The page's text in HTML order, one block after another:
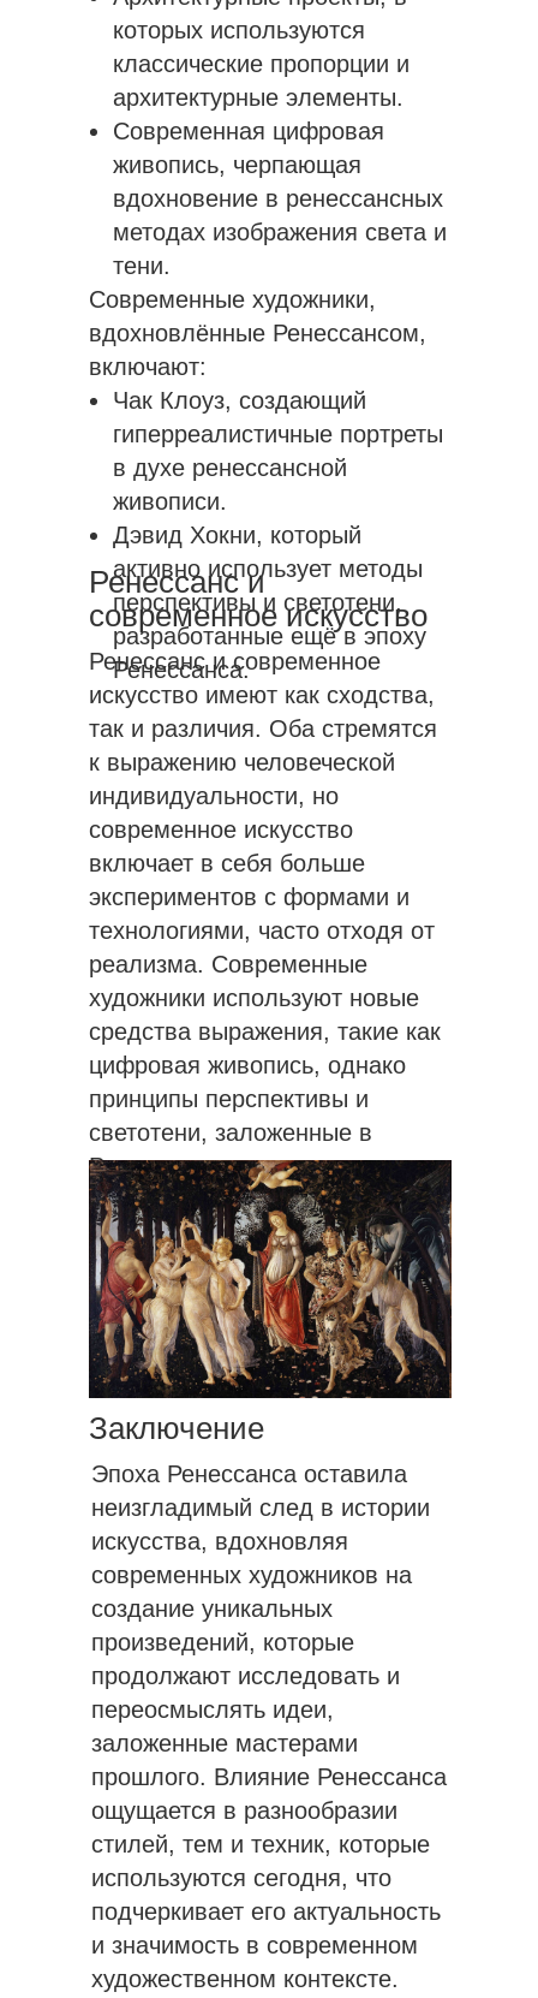
Ренессанс и
современное искусство
которых используются
классические пропорции и
архитектурные элементы.
Современная цифровая
живопись, черпающая
вдохновение в ренессансных
методах изображения света и
тени.
Современные художники,
вдохновлённые Ренессансом,
включают:
Чак Клоуз, создающий
гиперреалистичные портреты
в духе ренессансной
живописи.
Дэвид Хокни, который
активно использует методы
перспективы и светотени,
разработанные ещё в эпоху
Ренессанса.
Заключение
Эпоха Ренессанса оставила
неизгладимый след в истории
искусства, вдохновляя
современных художников на
создание уникальных
произведений, которые
продолжают исследовать и
переосмыслять идеи,
заложенные мастерами
прошлого. Влияние Ренессанса
ощущается в разнообразии
стилей, тем и техник, которые
используются сегодня, что
подчеркивает его актуальность
и значимость в современном
художественном контексте.
Ренессанс и современное
искусство имеют как сходства,
так и различия. Оба стремятся
к выражению человеческой
индивидуальности, но
современное искусство
включает в себя больше
экспериментов с формами и
технологиями, часто отходя от
реализма. Современные
художники используют новые
средства выражения, такие как
цифровая живопись, однако
принципы перспективы и
светотени, заложенные в
Ренессансе, продолжают
активно использоваться.